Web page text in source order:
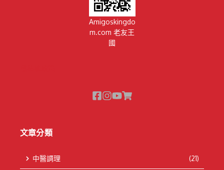
Amigoskingdo
m.com 老友王
國
文章分類
中醫調理 (21)